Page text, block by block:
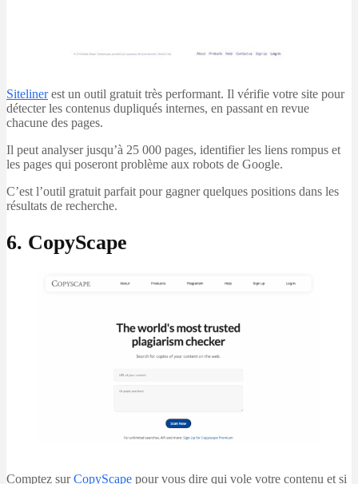
Sitelinerest un outil gratuit très performant. Il vérifie votre site pour
détecter les contenus dupliqués internes, en passant en revue
chacune des pages.
Il peut analyser jusqu’à 25 000 pages, identifier les liens rompus et
les pages qui poseront problème aux robots de Google.
C’est l’outil gratuit parfait pour gagner quelques positions dans les
résultats de recherche.
6. CopyScape
Comptez surCopyScape pour vous dire qui vole votre contenu et si